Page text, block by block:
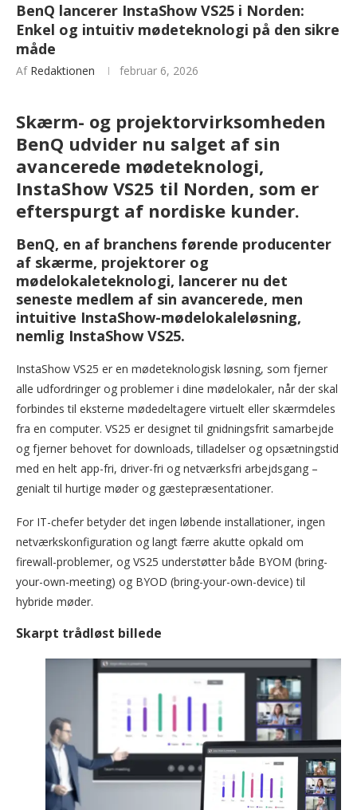
BenQ lancerer InstaShow VS25 i Norden:
Enkel og intuitiv mødeteknologi på den sikre
måde
Af Redaktionen februar 6, 2026
Skærm- og projektorvirksomheden
BenQ udvider nu salget af sin
avancerede mødeteknologi,
InstaShow VS25 til Norden, som er
efterspurgt af nordiske kunder.
BenQ, en af branchens førende producenter
af skærme, projektorer og
mødelokaleteknologi, lancerer nu det
seneste medlem af sin avancerede, men
intuitive InstaShow-mødelokaleløsning,
nemlig InstaShow VS25.
InstaShow VS25 er en mødeteknologisk løsning, som fjerner
alle udfordringer og problemer i dine mødelokaler, når der skal
forbindes til eksterne mødedeltagere virtuelt eller skærmdeles
fra en computer. VS25 er designet til gnidningsfrit samarbejde
og fjerner behovet for downloads, tilladelser og opsætningstid
med en helt app-fri, driver-fri og netværksfri arbejdsgang –
genialt til hurtige møder og gæstepræsentationer.
For IT-chefer betyder det ingen løbende installationer, ingen
netværkskonfiguration og langt færre akutte opkald om
firewall-problemer, og VS25 understøtter både BYOM (bring-
your-own-meeting) og BYOD (bring-your-own-device) til
hybride møder.
Skarpt trådløst billede